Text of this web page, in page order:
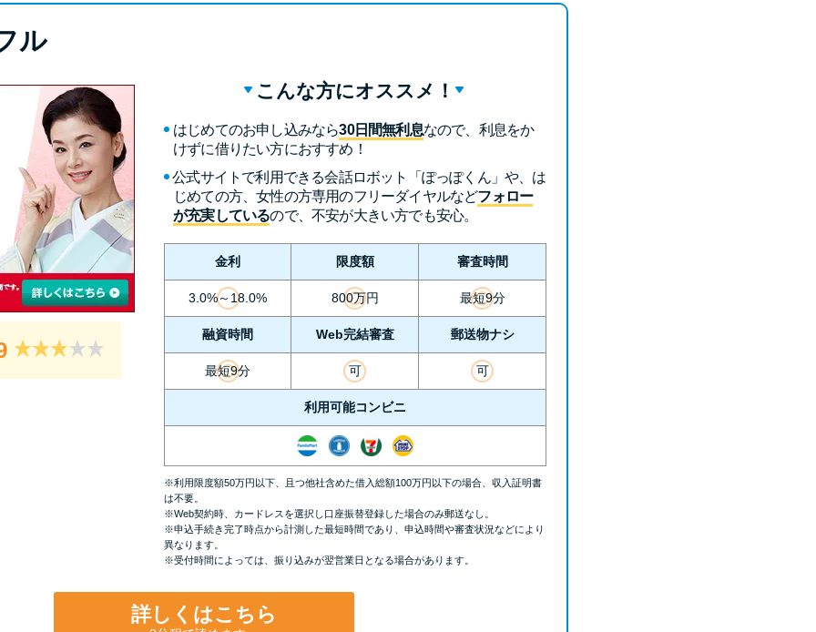
ル
こんな方にオススメ！
はじめてのお申し込みなら30日間無利息なので、利息をか
けずに借りたい方におすすめ！
公式サイトで利用できる会話ロボット「ぽっぽくん」や、は
じめての方、女性の方専用のフリーダイヤルなどフォロー
が充実しているので、不安が大きい方でも安心。
金利 限度額 審査時間
3.0%～18.0% 800万円 最短9分
融資時間 Web完結審査 郵送物ナシ
最短9分 可 可
利用可能コンビニ
※利用限度額50万円以下、且つ他社含めた借入総額100万円以下の場合、収入証明書
は不要。
※Web契約時、カードレスを選択し口座振替登録した場合のみ郵送なし。
※申込手続き完了時点から計測した最短時間であり、申込時間や審査状況などにより
異なります。
※受付時間によっては、振り込みが翌営業日となる場合があります。
詳しくはこちら